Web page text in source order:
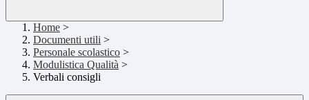
Home >
Documenti utili >
Personale scolastico >
Modulistica Qualità >
Verbali consigli